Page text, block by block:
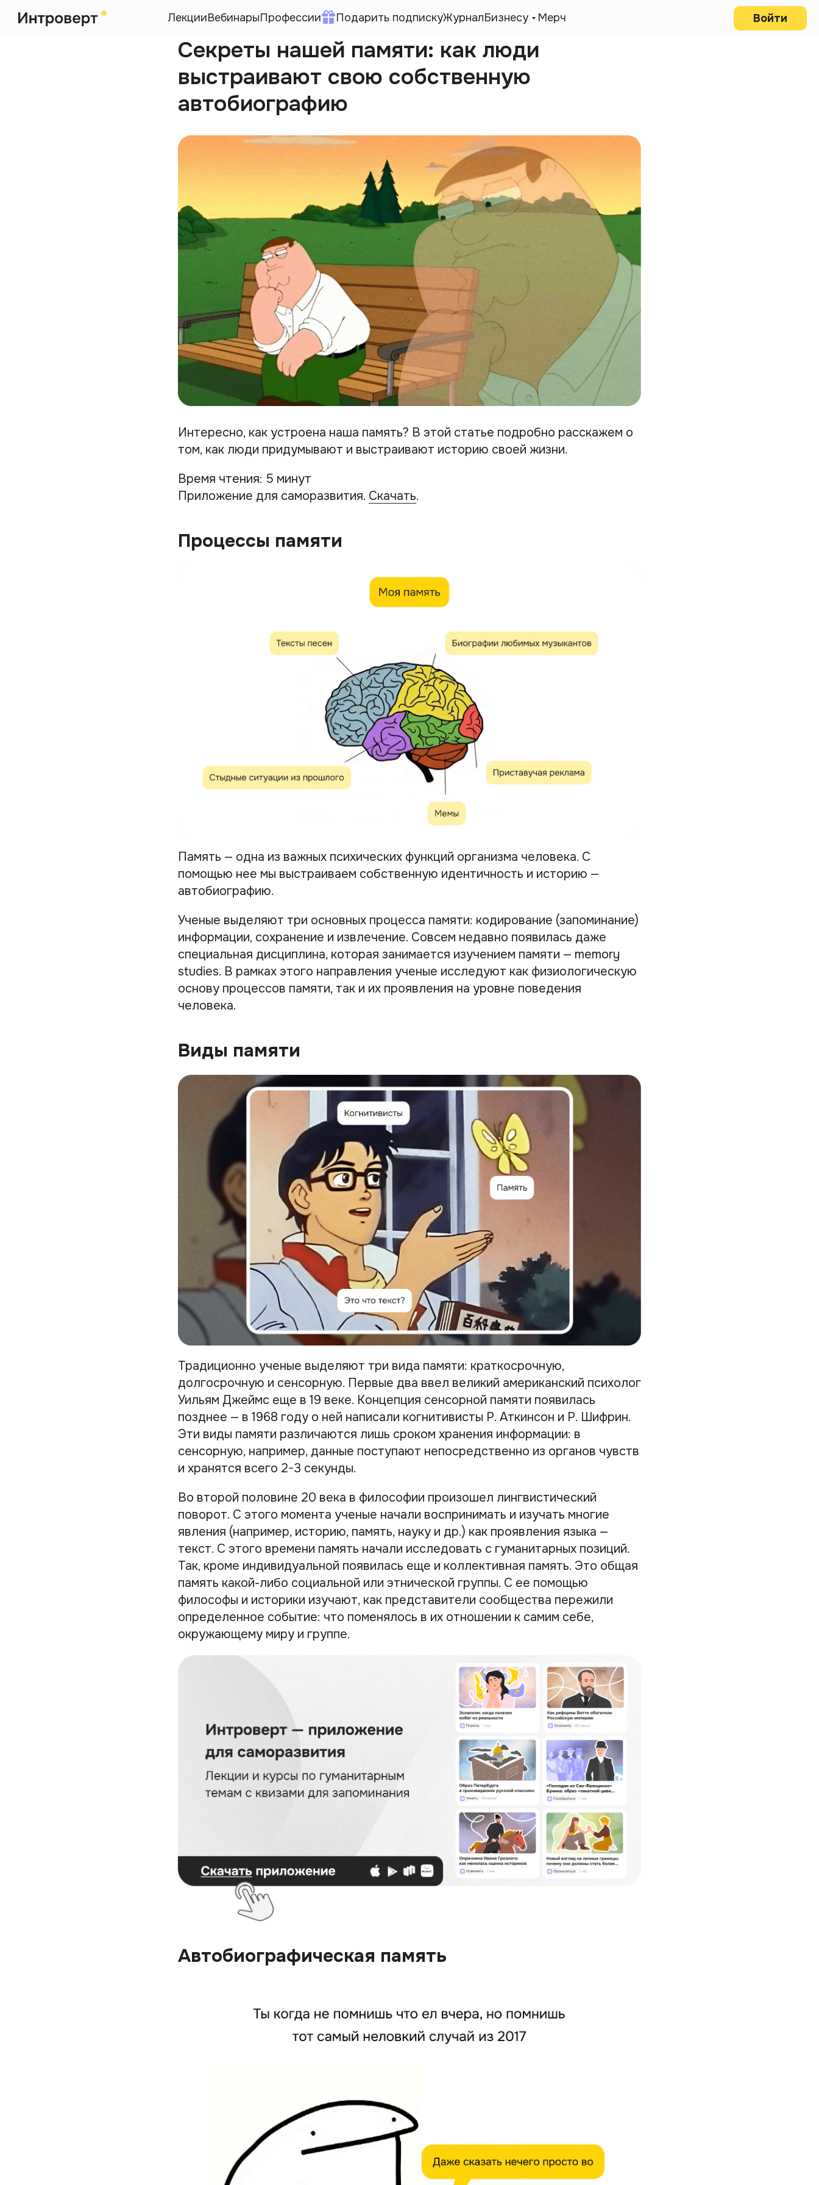
ЛекцииВебинарыПрофессии Подарить подпискуЖурналБизнесу Мерч Войти
Секреты нашей памяти: как люди
выстраивают свою собственную
автобиографию
Интересно, как устроена наша память? В этой статье подробно расскажем о
том, как люди придумывают и выстраивают историю своей жизни.
Время чтения: 5 минут
Приложение для саморазвития. Скачать.
Процессы памяти
Память — одна из важных психических функций организма человека. С
помощью нее мы выстраиваем собственную идентичность и историю —
автобиографию.
Ученые выделяют три основных процесса памяти: кодирование (запоминание)
информации, сохранение и извлечение. Совсем недавно появилась даже
специальная дисциплина, которая занимается изучением памяти — memory
studies. В рамках этого направления ученые исследуют как физиологическую
основу процессов памяти, так и их проявления на уровне поведения
человека.
Виды памяти
Традиционно ученые выделяют три вида памяти: краткосрочную,
долгосрочную и сенсорную. Первые два ввел великий американский психолог
Уильям Джеймс еще в 19 веке. Концепция сенсорной памяти появилась
позднее — в 1968 году о ней написали когнитивисты Р. Аткинсон и Р. Шифрин.
Эти виды памяти различаются лишь сроком хранения информации: в
сенсорную, например, данные поступают непосредственно из органов чувств
и хранятся всего 2-3 секунды.
Во второй половине 20 века в философии произошел лингвистический
поворот. С этого момента ученые начали воспринимать и изучать многие
явления (например, историю, память, науку и др.) как проявления языка —
текст. С этого времени память начали исследовать с гуманитарных позиций.
Так, кроме индивидуальной появилась еще и коллективная память. Это общая
память какой-либо социальной или этнической группы. С ее помощью
философы и историки изучают, как представители сообщества пережили
определенное событие: что поменялось в их отношении к самим себе,
окружающему миру и группе.
Автобиографическая память